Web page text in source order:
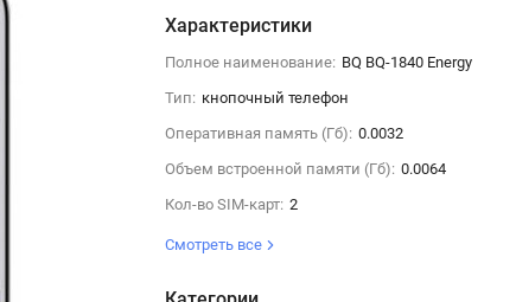
Характеристики
Полное наименование: BQ BQ-1840 Energy
Тип: кнопочный телефон
Оперативная память (Гб): 0.0032
Объем встроенной памяти (Гб): 0.0064
Кол-во SIM-карт: 2
Смотреть все